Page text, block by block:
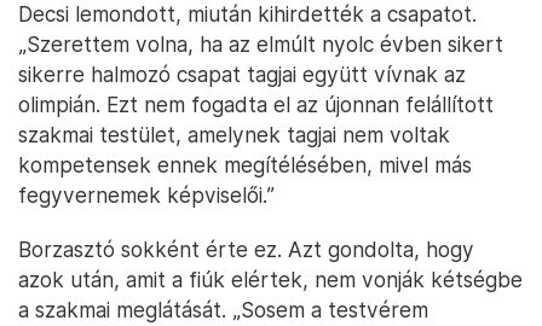
Decsi lemondott, miután kihirdették a csapatot.
„Szerettem volna, ha az elmúlt nyolc évben sikert
sikerre halmozó csapat tagjai együtt vívnak az
olimpián. Ezt nem fogadta el az újonnan felállított
szakmai testület, amelynek tagjai nem voltak
kompetensek ennek megítélésében, mivel más
fegyvernemek képviselői.”
Borzasztó sokként érte ez. Azt gondolta, hogy
azok után, amit a fiúk elértek, nem vonják kétségbe
a szakmai meglátását. „Sosem a testvérem